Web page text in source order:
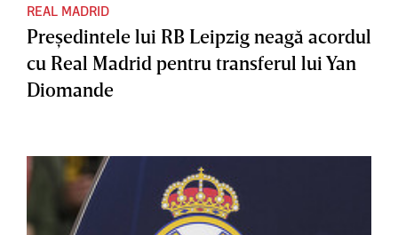
REAL MADRID
Preşedintele lui RB Leipzig neagă acordul
cu Real Madrid pentru transferul lui Yan
Diomande